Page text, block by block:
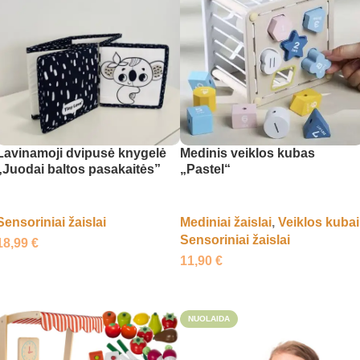
dvipusė knygelė
baltos pasakaitės”
žaislai
€
Medinis veiklos kubas
„Pastel“
Mediniai žaislai, Veiklos kubai
Sensoriniai žaislai
11,90 €
NUOLAIDA